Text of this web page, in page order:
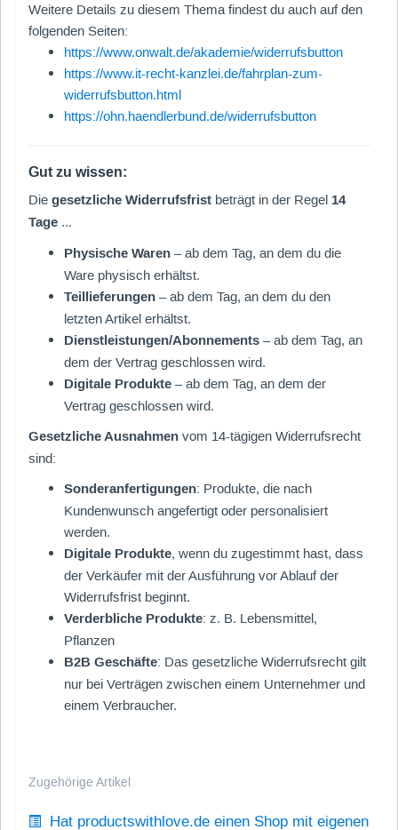
Weitere Details zu diesem Thema findest du auch auf den
folgenden Seiten:
https://www.onwalt.de/akademie/widerrufsbutton
https://www.it-recht-kanzlei.de/fahrplan-zum-
widerrufsbutton.html
https://ohn.haendlerbund.de/widerrufsbutton
Gut zu wissen:
Die gesetzliche Widerrufsfrist beträgt in der Regel 14
Tage ...
Physische Waren – ab dem Tag, an dem du die
Ware physisch erhältst.
Teillieferungen – ab dem Tag, an dem du den
letzten Artikel erhältst.
Dienstleistungen/Abonnements – ab dem Tag, an
dem der Vertrag geschlossen wird.
Digitale Produkte – ab dem Tag, an dem der
Vertrag geschlossen wird.
Gesetzliche Ausnahmen vom 14-tägigen Widerrufsrecht
sind:
Sonderanfertigungen: Produkte, die nach
Kundenwunsch angefertigt oder personalisiert
werden.
Digitale Produkte, wenn du zugestimmt hast, dass
der Verkäufer mit der Ausführung vor Ablauf der
Widerrufsfrist beginnt.
Verderbliche Produkte: z. B. Lebensmittel,
Pflanzen
B2B Geschäfte: Das gesetzliche Widerrufsrecht gilt
nur bei Verträgen zwischen einem Unternehmer und
einem Verbraucher.
Zugehörige Artikel
Hat productswithlove.de einen Shop mit eigenen